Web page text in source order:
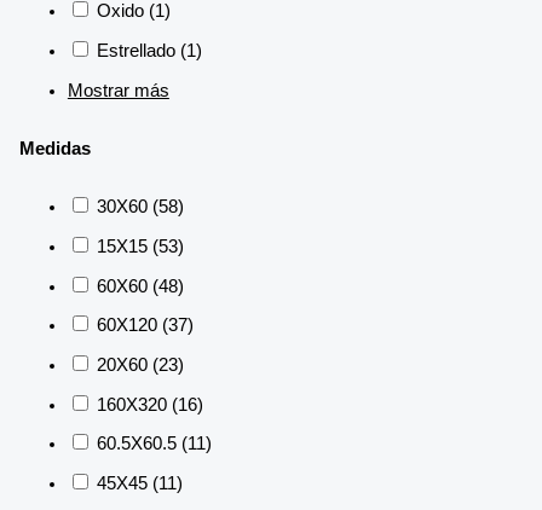
Oxido (1)
Estrellado (1)
Mostrar más
Medidas
30X60 (58)
15X15 (53)
60X60 (48)
60X120 (37)
20X60 (23)
160X320 (16)
60.5X60.5 (11)
45X45 (11)